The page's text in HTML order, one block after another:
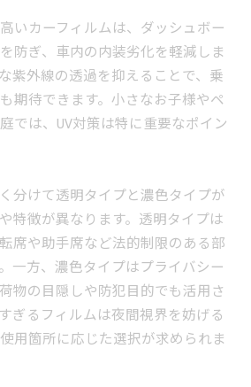
いカーフィルムは、ダッシュボー
防ぎ、車内の内装劣化を軽減しま
紫外線の透過を抑えることで、乗
期待できます。小さなお子様やペ
では、UV対策は特に重要なポイン
分けて透明タイプと濃色タイプが
特徴が異なります。透明タイプは
席や助手席など法的制限のある部
一方、濃色タイプはプライバシー
物の目隠しや防犯目的でも活用さ
ぎるフィルムは夜間視界を妨げる
用箇所に応じた選択が求められま